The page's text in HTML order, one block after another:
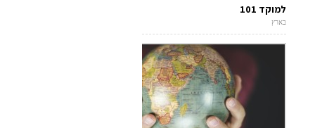
למוקד 101
בארץ